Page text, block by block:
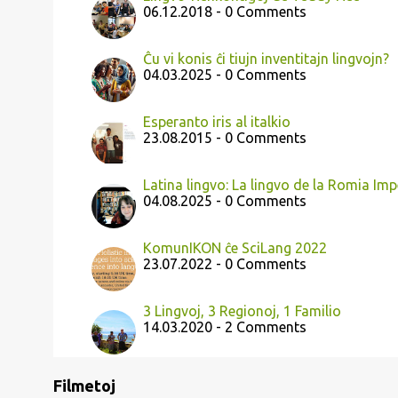
06.12.2018 - 0 Comments
Ĉu vi konis ĉi tiujn inventitajn lingvojn?
04.03.2025 - 0 Comments
Esperanto iris al italkio
23.08.2015 - 0 Comments
Latina lingvo: La lingvo de la Romia
04.08.2025 - 0 Comments
KomunIKON ĉe SciLang 2022
23.07.2022 - 0 Comments
3 Lingvoj, 3 Regionoj, 1 Familio
14.03.2020 - 2 Comments
Filmetoj